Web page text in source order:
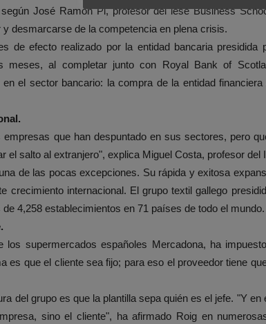
José Ramón Pi, profesor del lese Business
desmarcarse de la competencia en plena crisis.
de efecto realizado por la entidad bancaria presidida
meses, al completar junto con Royal Bank of
el sector bancario: la compra de la entidad
que han despuntado en sus sectores, pero
el salto al extranjero", explica Miguel Costa, profesor del
de las pocas excepciones. Su rápida y exitosa
crecimiento internacional. El grupo textil gallego
4,258 establecimientos en 71 países de todo el mundo.
los supermercados españoles Mercadona, ha
es que el cliente sea fijo; para eso el proveedor tiene
del grupo es que la plantilla sepa quién es el jefe. "Y en
sino el cliente", ha afirmado Roig en